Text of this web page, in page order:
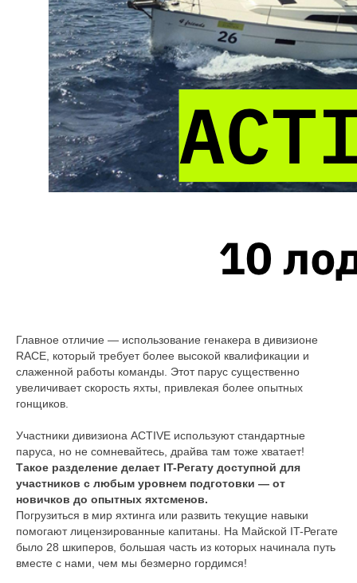
Главное отличие — использование генакера в дивизионе
RACE, который требует более высокой квалификации и
слаженной работы команды. Этот парус существенно
увеличивает скорость яхты, привлекая более опытных
гонщиков.
Участники дивизиона ACTIVE используют стандартные
паруса, но не сомневайтесь, драйва там тоже хватает!
Такое разделение делает IT-Регату доступной для
участников с любым уровнем подготовки — от
новичков до опытных яхтсменов.
Погрузиться в мир яхтинга или развить текущие навыки
помогают лицензированные капитаны. На Майской IT-Регате
было 28 шкиперов, большая часть из которых начинала путь
вместе с нами, чем мы безмерно гордимся!